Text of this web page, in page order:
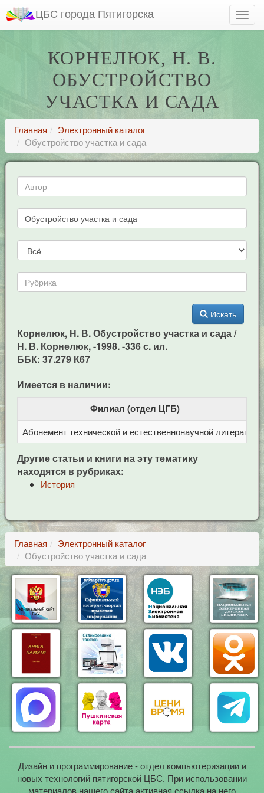
ЦБС города Пятигорска
КОРНЕЛЮК, Н. В.
ОБУСТРОЙСТВО
УЧАСТКА И САДА
Главная
Электронный каталог
Обустройство участка и сада
Искать
Корнелюк, Н. В. Обустройство участка и сада /
Н. В. Корнелюк, -1998. -336 с. ил.
ББК: 37.279 К67
Имеется в наличии:
Филиал (отдел ЦГБ)
Абонемент технической и естественнонаучной литерат
Другие статьи и книги на эту тематику
находятся в рубриках:
История
Главная
Электронный каталог
Обустройство участка и сада
Дизайн и программирование - отдел компьютеризации и
новых технологий пятигорской ЦБС. При использовании